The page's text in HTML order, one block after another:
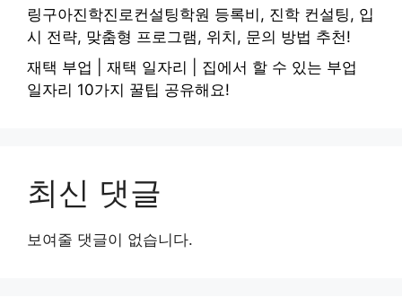
링구아진학진로컨설팅학원 등록비, 진학 컨설팅, 입
시 전략, 맞춤형 프로그램, 위치, 문의 방법 추천!
재택 부업 | 재택 일자리 | 집에서 할 수 있는 부업
일자리 10가지 꿀팁 공유해요!
최신 댓글
보여줄 댓글이 없습니다.